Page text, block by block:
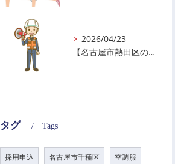
2026/04/23
【名古屋市熱田区の警備会社】GWの面接状況について！
タグ Tags
採用申込 名古屋市千種区 空調服